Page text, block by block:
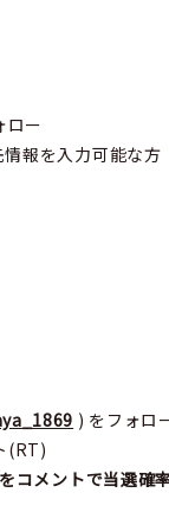
ロー
報を入力可能な方
) をフォロ
(RT)
コメントで当選確